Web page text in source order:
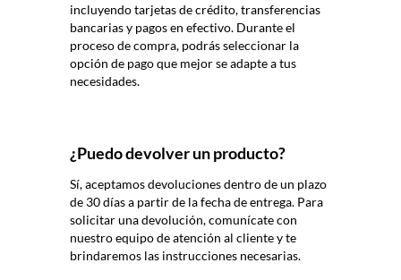
incluyendo tarjetas de crédito, transferencias
bancarias y pagos en efectivo. Durante el
proceso de compra, podrás seleccionar la
opción de pago que mejor se adapte a tus
necesidades.
¿Puedo devolver un producto?
Sí, aceptamos devoluciones dentro de un plazo
de 30 días a partir de la fecha de entrega. Para
solicitar una devolución, comunícate con
nuestro equipo de atención al cliente y te
brindaremos las instrucciones necesarias.